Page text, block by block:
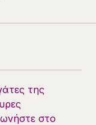
της
στο